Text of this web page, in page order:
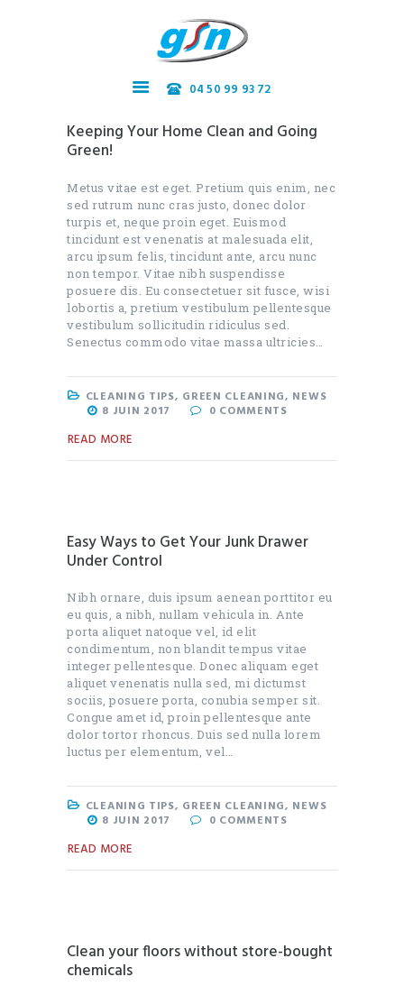
04 50 99 93 72
Accueil
Nos services
Contact
Keeping Your Home Clean and Going
Green!
Metus vitae est eget. Pretium quis enim, nec
sed rutrum nunc cras justo, donec dolor
turpis et, neque proin eget. Euismod
tincidunt est venenatis at malesuada elit,
arcu ipsum felis, tincidunt ante, arcu nunc
non tempor. Vitae nibh suspendisse
posuere dis. Eu consectetuer sit fusce, wisi
lobortis a, pretium vestibulum pellentesque
vestibulum sollicitudin ridiculus sed.
Senectus commodo vitae massa ultricies…
CLEANING TIPS, GREEN CLEANING, NEWS
8 JUIN 2017
0 COMMENTS
READ MORE
Easy Ways to Get Your Junk Drawer
Under Control
Nibh ornare, duis ipsum aenean porttitor eu
eu quis, a nibh, nullam vehicula in. Ante
porta aliquet natoque vel, id elit
condimentum, non blandit tempus vitae
integer pellentesque. Donec aliquam eget
aliquet venenatis nulla sed, mi dictumst
sociis, posuere porta, conubia semper sit.
Congue amet id, proin pellentesque ante
dolor tortor rhoncus. Duis sed nulla lorem
luctus per elementum, vel…
CLEANING TIPS, GREEN CLEANING, NEWS
8 JUIN 2017
0 COMMENTS
READ MORE
Clean your floors without store-bought
chemicals